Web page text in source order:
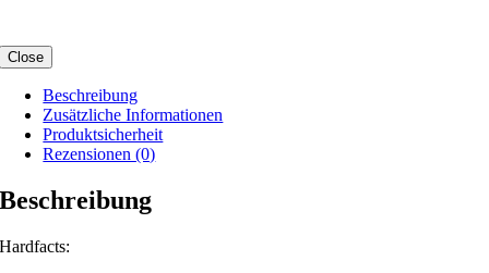
Close
Beschreibung
Zusätzliche Informationen
Produktsicherheit
Rezensionen (0)
Beschreibung
Hardfacts: